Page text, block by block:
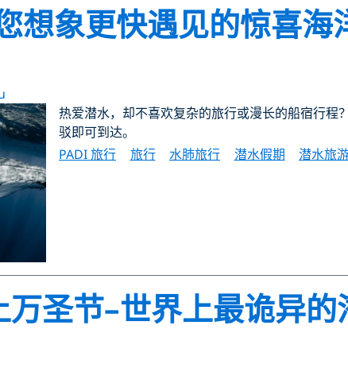
想象更快遇见的惊喜海
热爱潜水，却不喜欢复杂的旅行或漫长的船宿行程
驳即可到达。
PADI 旅行
旅行 水肺旅行 潜水假期 潜水旅
万圣节–世界上最诡异的